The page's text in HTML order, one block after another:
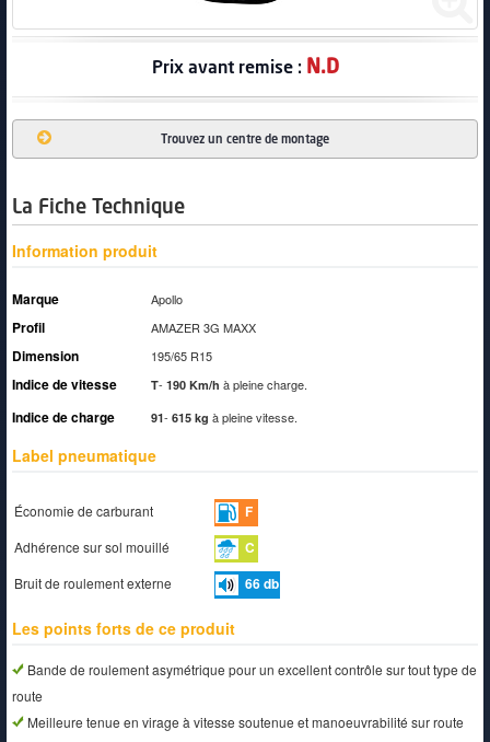
Prix avant remise : N.D
Trouvez un centre de montage
La Fiche Technique
Information produit
Marque Apollo
Profil AMAZER 3G MAXX
Dimension 195/65 R15
Indice de vitesse T- 190 Km/h à pleine charge.
Indice de charge 91- 615 kg à pleine vitesse.
Label pneumatique
Économie de carburant F
Adhérence sur sol mouillé C
Bruit de roulement externe 66db
Les points forts de ce produit
Bande de roulement asymétrique pour un excellent contrôle sur tout type de
route
Meilleure tenue en virage à vitesse soutenue et manoeuvrabilité sur route